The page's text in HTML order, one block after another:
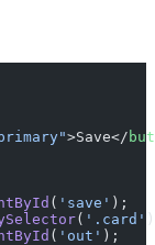
>Save</
( 'save' );
( '.card'
( 'out' );